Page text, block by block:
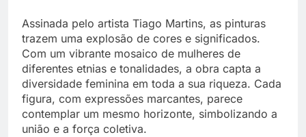
Assinada pelo artista Tiago Martins, as pinturas
trazem uma explosão de cores e significados.
Com um vibrante mosaico de mulheres de
diferentes etnias e tonalidades, a obra capta a
diversidade feminina em toda a sua riqueza. Cada
figura, com expressões marcantes, parece
contemplar um mesmo horizonte, simbolizando a
união e a força coletiva.